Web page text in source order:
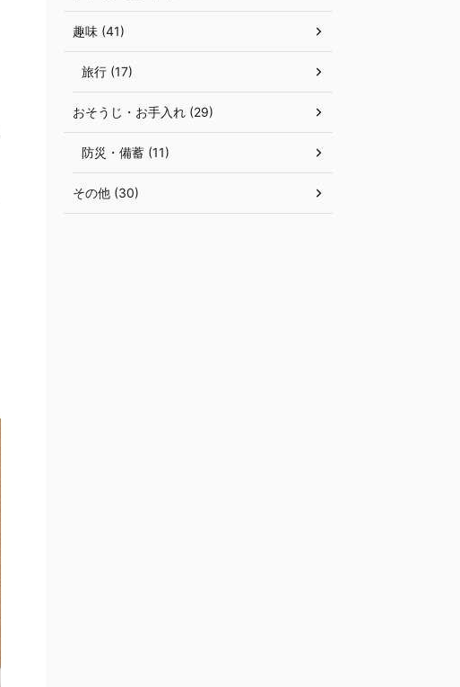
趣味 (41)
旅行 (17)
おそうじ・お手入れ (29)
防災・備蓄 (11)
その他 (30)